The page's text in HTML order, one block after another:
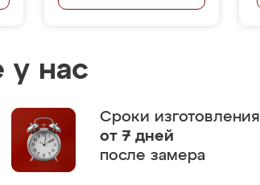
у нас
Сроки изготовления
от 7 дней
после замера